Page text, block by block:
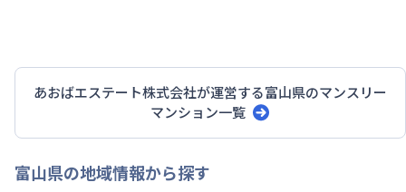
あおばエステート株式会社が運営する富山県のマンスリー
マンション一覧
富山県の地域情報から探す